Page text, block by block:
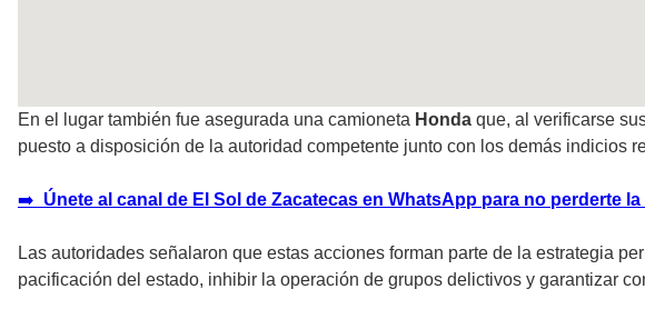
En el lugar también fue asegurada una camioneta Honda que, al verificarse
puesto a disposición de la autoridad competente junto con los demás indicios
➡️ Únete al canal de El Sol de Zacatecas en WhatsApp para no perderte
Las autoridades señalaron que estas acciones forman parte de la estrategia
pacificación del estado, inhibir la operación de grupos delictivos y garantizar